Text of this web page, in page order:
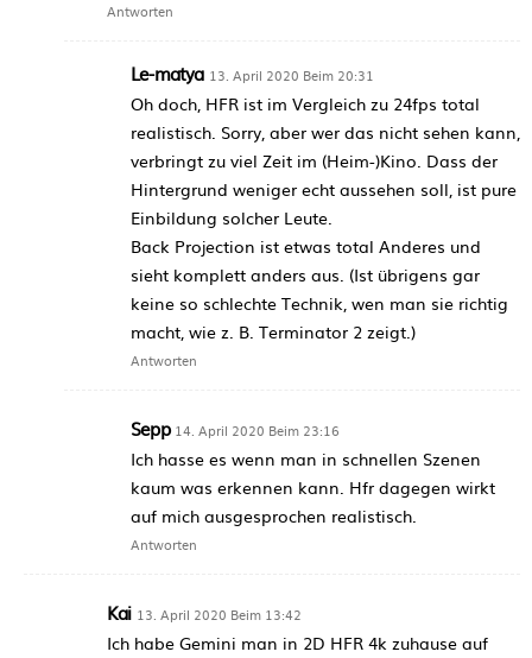
Antworten
Le-matya 13. April 2020 Beim 20:31
Oh doch, HFR ist im Vergleich zu 24fps total
realistisch. Sorry, aber wer das nicht sehen kann,
verbringt zu viel Zeit im (Heim-)Kino. Dass der
Hintergrund weniger echt aussehen soll, ist pure
Einbildung solcher Leute.
Back Projection ist etwas total Anderes und
sieht komplett anders aus. (Ist übrigens gar
keine so schlechte Technik, wen man sie richtig
macht, wie z. B. Terminator 2 zeigt.)
Antworten
Sepp 14. April 2020 Beim 23:16
Ich hasse es wenn man in schnellen Szenen
kaum was erkennen kann. Hfr dagegen wirkt
auf mich ausgesprochen realistisch.
Antworten
Kai 13. April 2020 Beim 13:42
Ich habe Gemini man in 2D HFR 4k zuhause auf